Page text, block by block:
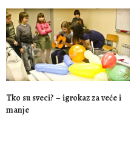
Tko su sveci? – igrokaz za veće i
manje